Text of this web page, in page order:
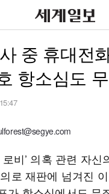
중 휴대전
항소심도
로비’ 의혹 관련 자
로 재판에 넘겨진